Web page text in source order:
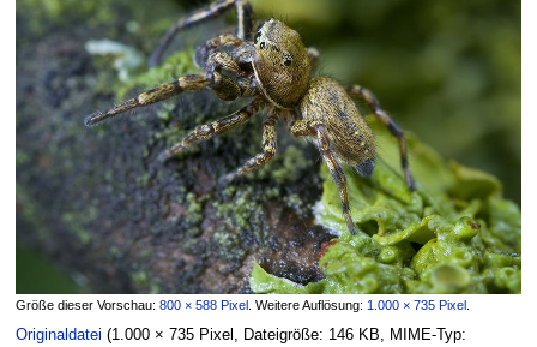
Größe dieser Vorschau: 800 × 588 Pixel . Weitere Auflösung: 1.000 × 735 Pixel .
Originaldatei (1.000 × 735 Pixel, Dateigröße: 146 KB, MIME-Typ: